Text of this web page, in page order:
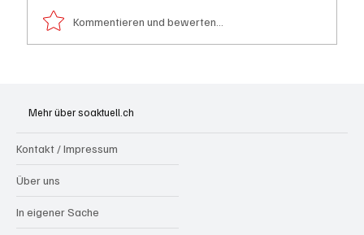
Kommentieren und bewerten...
Mehr über soaktuell.ch
Kontakt / Impressum
Über uns
In eigener Sache